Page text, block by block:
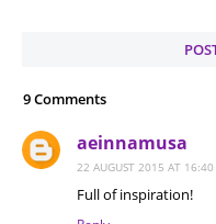
9 Comments
aeinnamusa
22 AUGUST 2015 AT 16:40
Full of inspiration!